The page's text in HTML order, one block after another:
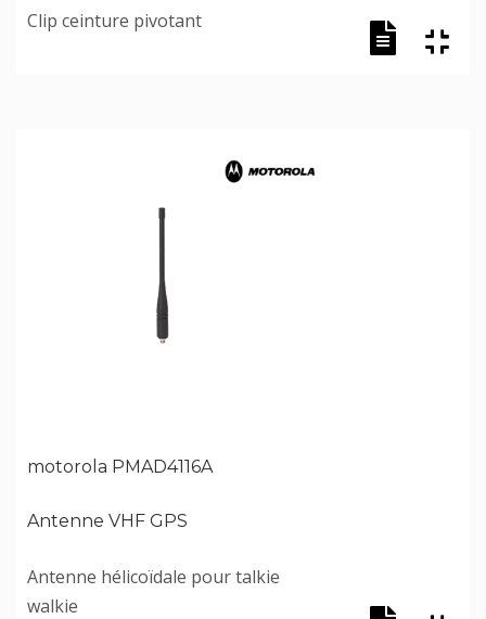
Clip ceinture pivotant
motorola PMAD4116A
Antenne VHF GPS
Antenne hélicoïdale pour talkie
walkie